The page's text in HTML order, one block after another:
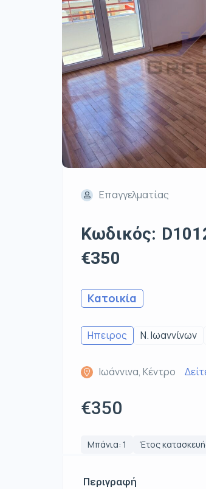
Επαγγελματίας
Κωδικός:
€350
Κατοικία
Ηπειρος Ν. Ιωαννίνων
Ιωάννινα, Κέντρο
€350
Μπάνια: 1 Έτος
Περιγραφή